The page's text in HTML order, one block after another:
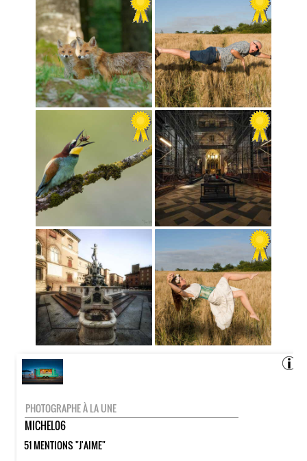
PHOTOGRAPHE À LA UNE
MICHEL06
51 MENTIONS "J'AIME"